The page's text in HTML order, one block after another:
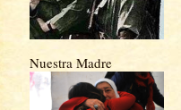
Nuestra Madre